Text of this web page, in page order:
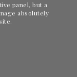
panel, but a
absolutely